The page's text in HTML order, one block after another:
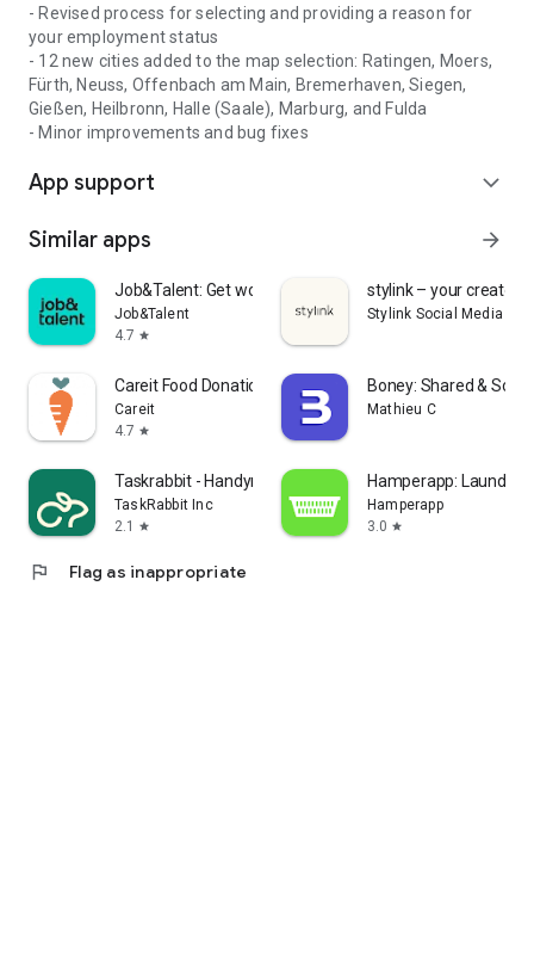
- Revised process for selecting and providing a reason for
your employment status
- 12 new cities added to the map selection: Ratingen, Moers,
Fürth, Neuss, Offenbach am Main, Bremerhaven, Siegen,
Gießen, Heilbronn, Halle (Saale), Marburg, and Fulda
- Minor improvements and bug fixes
App support expand_more
Similar apps arrow_forward
Job&Talent: Get work today
Job&Talent
4.7 star
stylink – your creator
Stylink Social Media
Careit Food Donation & Rescue
Careit
4.7 star
Boney: Shared & Solo
Mathieu C
Taskrabbit - Handyman, Errands
TaskRabbit Inc
2.1
star
Hamperapp: Laundry
Hamperapp
3.0 star
flag Flag as inappropriate